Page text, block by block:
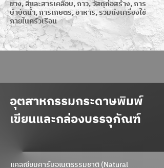
ยาง, สีและสารเคลือบ, กาว,วัสดุก่อสร้าง, การ
บำบัดน้ำ, การเกษตร, อาหาร, รวมถึงเครื่องใช้
ภายในครัวเรือน
อุตสาหกรรมกระดาษพิมพ์
เขียนและกล่องบรรจุภัณฑ์
แคลเซียมคาร์บอเนตธรรมชาติ (Natural